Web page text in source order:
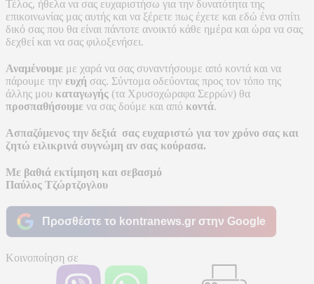
Τέλος, ήθελα να σας ευχαριστήσω για την δυνατότητα της
επικοινωνίας μας αυτής και να ξέρετε πως έχετε και εδώ ένα σπίτι
δικό σας που θα είναι πάντοτε ανοικτό κάθε ημέρα και ώρα να σας
δεχθεί και να σας φιλοξενήσει.
Αναμένουμε με χαρά να σας συναντήσουμε από κοντά και να
πάρουμε την ευχή σας. Σύντομα οδεύοντας προς τον τόπο της
άλλης μου καταγωγής (τα Χρυσοχώραφα Σερρών) θα
προσπαθήσουμε να σας δούμε και από κοντά.
Ασπαζόμενος την δεξιά σας ευχαριστώ για τον χρόνο σας και
ζητώ ειλικρινά συγνώμη αν σας κούρασα.
Με βαθιά εκτίμηση και σεβασμό
Παύλος Τζώρτζογλου
Προσθέστε το kontranews.gr στην Google
Κοινοποίηση σε